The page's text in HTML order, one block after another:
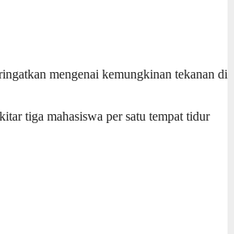
mengenai kemungkinan tekanan di
tiga mahasiswa per satu tempat tidur